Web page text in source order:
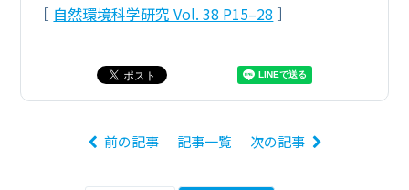
［ 自然環境科学研究 Vol. 38 P15–28 ］
前の記事 記事一覧 次の記事